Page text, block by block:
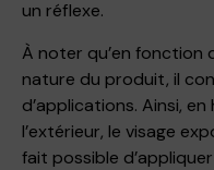
un réflexe.
À noter qu’en fonction
nature du produit, il
d’applications. Ainsi,
l’extérieur, le visage
fait possible